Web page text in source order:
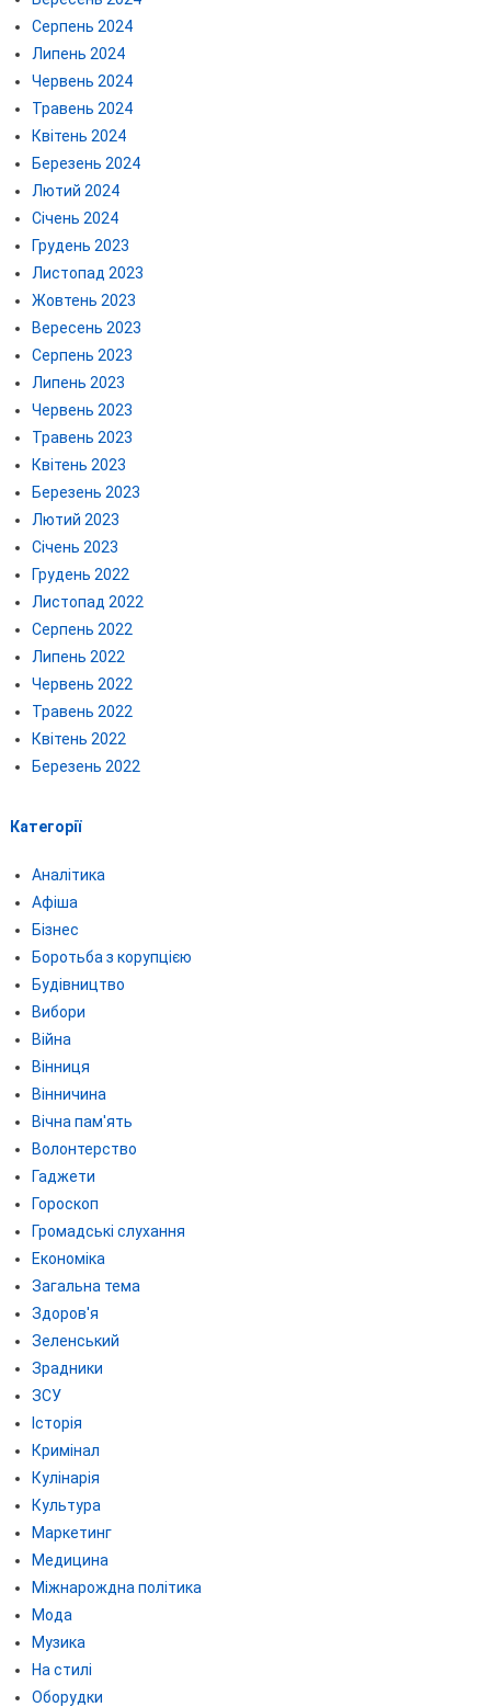
Серпень 2024
Липень 2024
Червень 2024
Травень 2024
Квітень 2024
Березень 2024
Лютий 2024
Січень 2024
Грудень 2023
Листопад 2023
Жовтень 2023
Вересень 2023
Серпень 2023
Липень 2023
Червень 2023
Травень 2023
Квітень 2023
Березень 2023
Лютий 2023
Січень 2023
Грудень 2022
Листопад 2022
Серпень 2022
Липень 2022
Червень 2022
Травень 2022
Квітень 2022
Березень 2022
Категорії
Аналітика
Афіша
Бізнес
Боротьба з корупцією
Будівництво
Вибори
Війна
Вінниця
Вінничина
Вічна пам'ять
Волонтерство
Гаджети
Гороскоп
Громадські слухання
Економіка
Загальна тема
Здоров'я
Зеленський
Зрадники
ЗСУ
Історія
Кримінал
Кулінарія
Культура
Маркетинг
Медицина
Міжнарождна політика
Мода
Музика
На стилі
Оборудки